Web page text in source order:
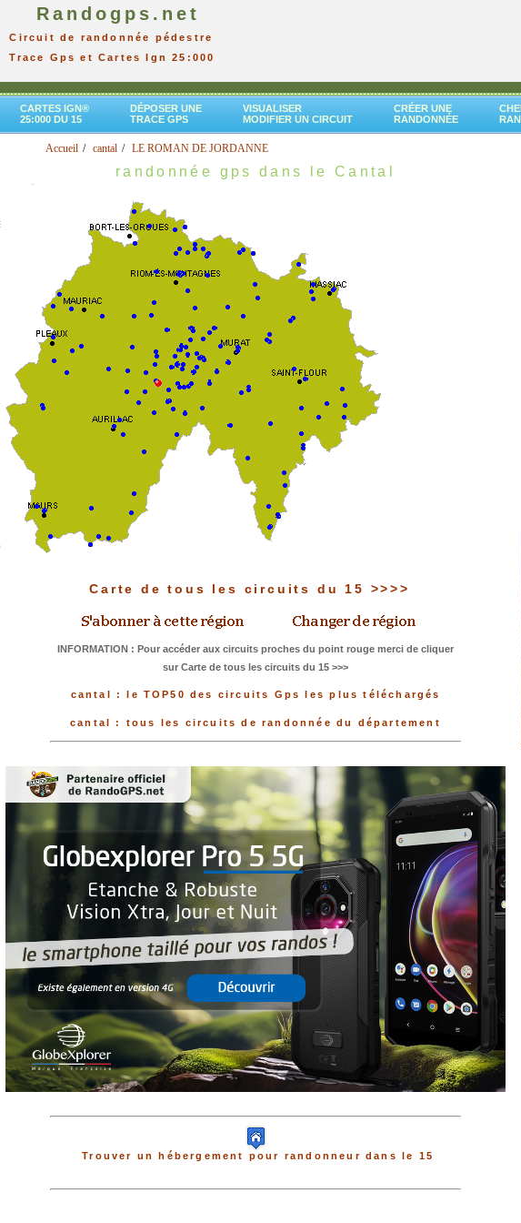
Randogps.net
Circuit de randonnée pédestre
Trace Gps et Cartes Ign 25:000
CARTES IGN®
25:000 DU 15
DÉPOSER UNE
TRACE GPS
VISUALISER
MODIFIER UN CIRCUIT
CRÉER UNE
RANDONNÉE
Accueil cantal LE ROMAN DE JORDANNE
randonnée gps dans le Cantal
Carte de tous les circuits du 15 >>>>
INFORMATION : Pour accéder aux circuits proches du point rouge merci de cliquer
sur Carte de tous les circuits du 15 >>>
cantal : le TOP50 des circuits Gps les plus téléchargés
cantal : tous les circuits de randonnée du département
Trouver un hébergement pour randonneur dans le 15